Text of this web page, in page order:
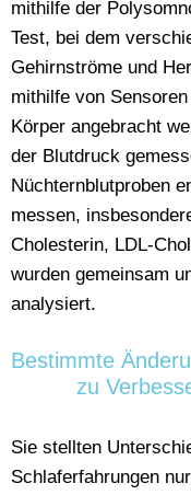
mithilfe der
Test, bei dem
Gehirnströme und
mithilfe von
Körper angebracht
der Blutdruck
Nüchternblutproben
messen,
Cholesterin, LDL-
wurden gemeinsam
analysiert.
Bestimmte
zu
Sie stellten
Schlaferfahrungen